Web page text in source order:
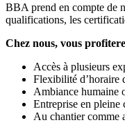
BBA prend en compte de
qualifications, les
Chez nous, vous
Accès à plusieurs
Flexibilité d’horaire
Ambiance humaine
Entreprise en pleine
Au chantier comme